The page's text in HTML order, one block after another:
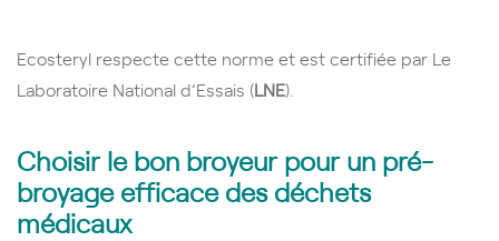
Ecosteryl respecte cette norme et est certifiée par Le
Laboratoire National d’Essais (LNE).
Choisir le bon broyeur pour un pré-
broyage efficace des déchets
médicaux